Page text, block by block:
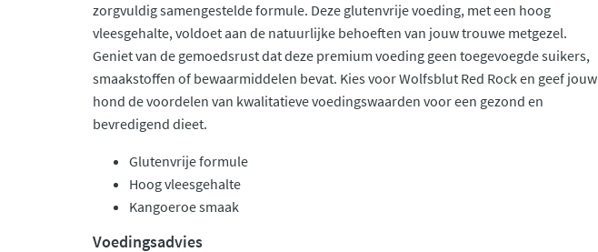
zorgvuldig samengestelde formule. Deze glutenvrije voeding, met een hoog
vleesgehalte, voldoet aan de natuurlijke behoeften van jouw trouwe metgezel.
Geniet van de gemoedsrust dat deze premium voeding geen toegevoegde suikers,
smaakstoffen of bewaarmiddelen bevat. Kies voor Wolfsblut Red Rock en geef jouw
hond de voordelen van kwalitatieve voedingswaarden voor een gezond en
bevredigend dieet.
Glutenvrije formule
Hoog vleesgehalte
Kangoeroe smaak
Voedingsadvies